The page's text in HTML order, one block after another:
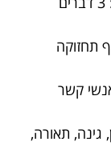
תחזוקה
קשר
גינה, תאורה,